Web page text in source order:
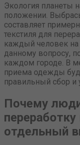
Экология планеты
положении.
составляет
текстиля для
каждый человек на
данному вопросу,
каждом городе. В
приема одежды
правильный сбор и
Почему
отдельный